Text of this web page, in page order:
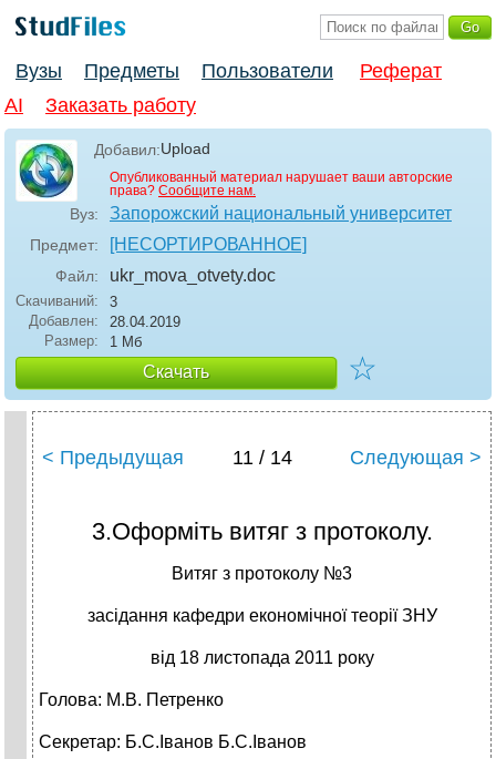
Вузы Предметы Пользователи
Реферат
AI
Заказать работу
Добавил:Upload
Опубликованный материал нарушает ваши авторские
права? Сообщите нам.
Вуз: Запорожский национальный университет
Предмет: [НЕСОРТИРОВАННОЕ]
Файл: ukr_mova_otvety.doc
Скачиваний:
3
Добавлен:
28.04.2019
Размер:
1 Мб
Скачать ☆
< Предыдущая 11 / 14 Следующая >
3.Оформіть витяг з протоколу.
Витяг з протоколу №3
засідання кафедри економічної теорії ЗНУ
від 18 листопада 2011 року
Голова: М.В. Петренко
Секретар: Б.С.Іванов Б.С.Іванов